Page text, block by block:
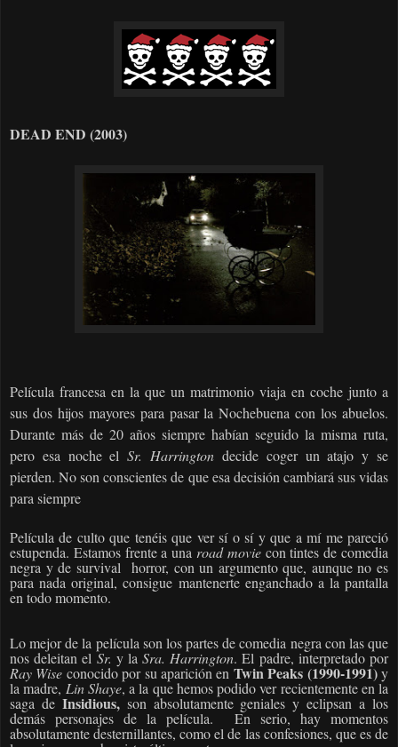
DEAD END (2003)
Película francesa en la que un matrimonio viaja en coche junto a
sus dos hijos mayores para pasar la Nochebuena con los abuelos.
Durante más de 20 años siempre habían seguido la misma ruta,
pero esa noche elSr. Harrington decide coger un atajo y se
pierden. No son conscientes de que esa decisión cambiará sus vidas
para siempre
Película de culto que tenéis que ver sí o sí y que a mí me pareció
estupenda. Estamos frente a una road moviecon tintes de comedia
negra y de survival
horror, con un argumento que, aunque no es
para nada original, consigue mantenerte enganchado a la pantalla
en todo momento.
Lo mejor de la película son los partes de comedia negra con las que
nos deleitan elSr. y laSra. Harrington. El padre, interpretado por
Ray Wise conocido por su aparición en Twin Peaks (1990-1991)y
la madre, Lin Shaye, a la que hemos podido ver recientemente en la
saga de Insidious,son absolutamente geniales y eclipsan a los
demás personajes de la película.
En serio, hay momentos
absolutamente desternillantes, como el de las confesiones, que es de